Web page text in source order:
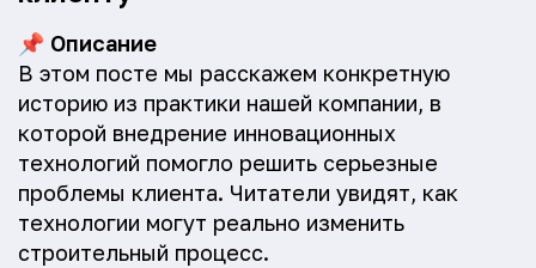
📌 Описание
В этом посте мы расскажем конкретную
историю из практики нашей компании, в
которой внедрение инновационных
технологий помогло решить серьезные
проблемы клиента. Читатели увидят, как
технологии могут реально изменить
строительный процесс.